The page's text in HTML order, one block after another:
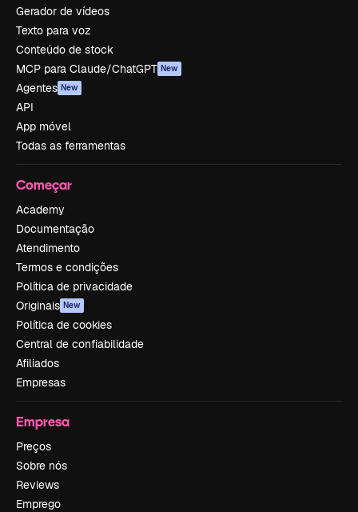
Gerador de vídeos
Texto para voz
Conteúdo de stock
MCP para Claude/ChatGPT New
Agentes New
API
App móvel
Todas as ferramentas
Começar
Academy
Documentação
Atendimento
Termos e condições
Política de privacidade
Originais New
Política de cookies
Central de confiabilidade
Afiliados
Empresas
Empresa
Preços
Sobre nós
Reviews
Emprego